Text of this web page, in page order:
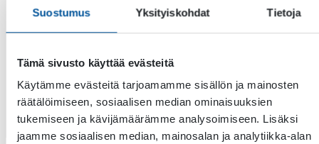
Suostumus Yksityiskohdat Tietoja
Tämä sivusto käyttää evästeitä
Käytämme evästeitä tarjoamamme sisällön ja mainosten
räätälöimiseen, sosiaalisen median ominaisuuksien
tukemiseen ja kävijämäärämme analysoimiseen. Lisäksi
jaamme sosiaalisen median, mainosalan ja analytiikka-alan
Toimialat